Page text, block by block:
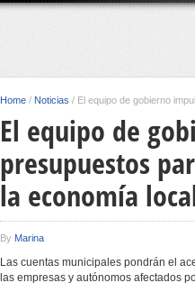
Home / Noticias / El equipo de gobierno
El equipo de
presupuestos
la economía
By Marina
Las cuentas municipales pondrán el
las empresas y autónomos afectados